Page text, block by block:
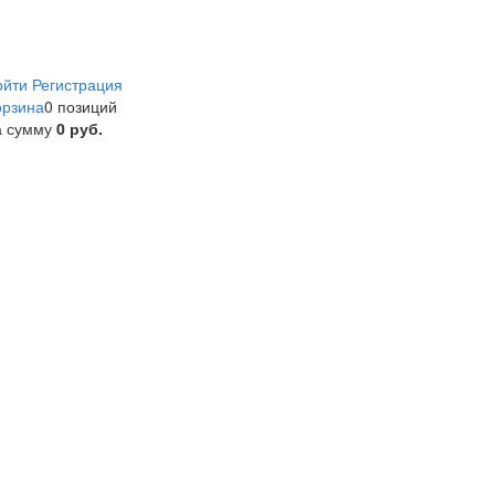
Регистрация
0 позиций
сумму 0 руб.